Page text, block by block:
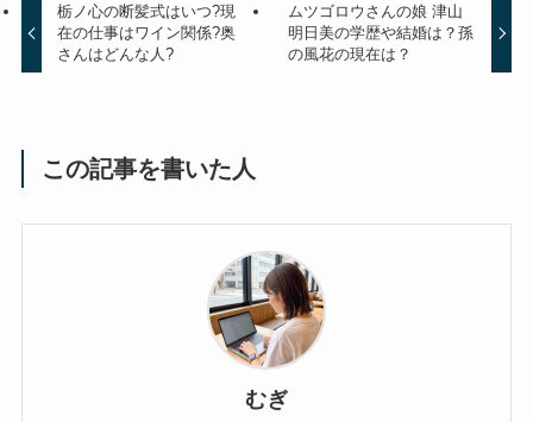
栃ノ心の断髪式はいつ?現
在の仕事はワイン関係?奥
さんはどんな人?
ムツゴロウさんの娘 津山
明日美の学歴や結婚は？孫
の風花の現在は？
この記事を書いた人
むぎ